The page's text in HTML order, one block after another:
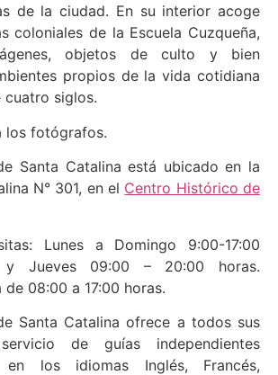
de la ciudad. En su interior acoge
coloniales de la Escuela Cuzqueña,
objetos de culto y bien
propios de la vida cotidiana
cuatro siglos.
los fotógrafos.
Santa Catalina está ubicado en la
N° 301, en el Centro Histórico de
Lunes a Domingo 9:00-17:00
y Jueves 09:00 – 20:00 horas.
08:00 a 17:00 horas.
Santa Catalina ofrece a todos sus
de guías independientes
en los idiomas Inglés, Francés,